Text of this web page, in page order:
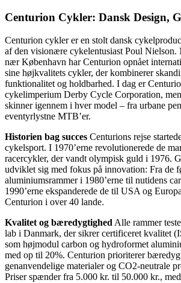
Centurion Cykler: Dansk Design,
Centurion cykler er en stolt dansk
af den visionære cykelentusiast Poul Nielson.
nær København har Centurion opnået
sine højkvalitets cykler, der kombinerer
funktionalitet og holdbarhed. I dag er
cykelimperium Derby Cycle Corporation,
skinner igennem i hver model – fra urbane
eventyrlystne MTB’er.
Historien bag succes Centurions rejse
cykelsport. I 1970’erne revolutionerede de
racercykler, der vandt olympisk guld i 1976.
udviklet sig med fokus på innovation: Fra de
aluminiumsrammer i 1980’erne til nutidens
1990’erne ekspanderede de til USA og
Centurion i over 40 lande.
Kvalitet og bæredygtighedAlle rammer
lab i Danmark, der sikrer certificeret kvalitet
som højmodul carbon og hydroformet
med op til 20%. Centurion prioriterer
genanvendelige materialer og CO2-neutrale
Priser spænder fra 5.000 kr. til 50.000 kr.,